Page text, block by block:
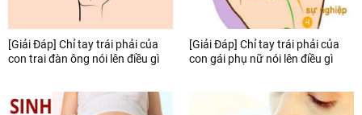
[Giải Đáp] Chỉ tay trái phải của
con trai đàn ông nói lên điều gì
[Giải Đáp] Chỉ tay trái phải của
con gái phụ nữ nói lên điều gì